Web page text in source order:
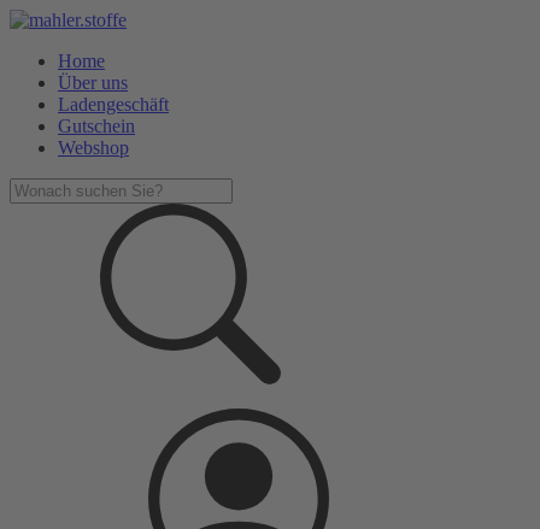
Home
Über uns
Ladengeschäft
Gutschein
Webshop